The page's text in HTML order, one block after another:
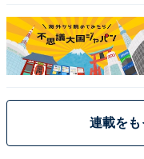
連載をも